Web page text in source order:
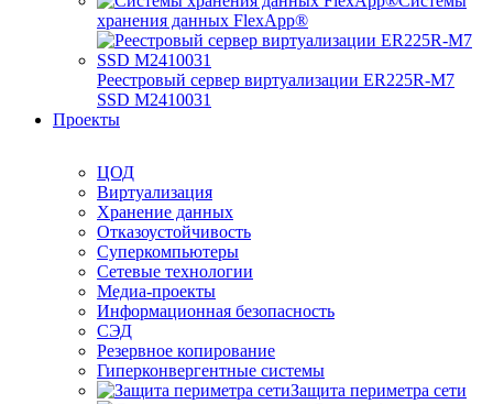
хранения данных FlexApp®
Реестровый сервер виртуализации ER225R-M7
SSD М2410031
Проекты
ЦОД
Виртуализация
Хранение данных
Отказоустойчивость
Суперкомпьютеры
Сетевые технологии
Медиа-проекты
Информационная безопасность
СЭД
Резервное копирование
Гиперконвергентные системы
Защита периметра сети